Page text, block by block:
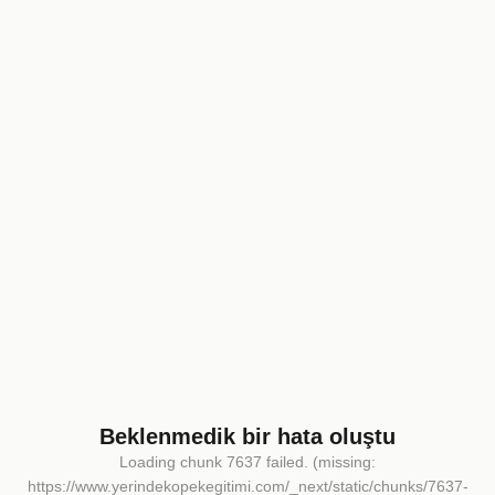
Beklenmedik bir hata oluştu
Loading chunk 7637 failed. (missing:
https://www.yerindekopekegitimi.com/_next/static/chunks/7637-